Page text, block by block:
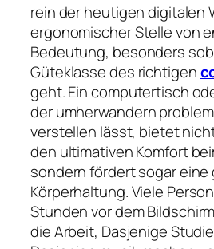
rein der heutigen digitalen
ergonomischer Stelle von
Bedeutung, besonders
Güteklasse des richtigen
geht. Ein computertisch
der umherwandern
verstellen lässt, bietet
den ultimativen Komfort
sondern fördert sogar eine
Körperhaltung. Viele
Stunden vor dem
die Arbeit, Dasjenige